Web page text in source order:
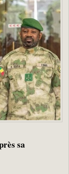
sa